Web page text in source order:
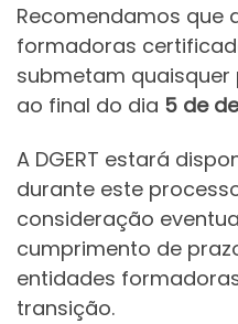
Recomendamos que
formadoras
submetam
ao final do dia 5 de
A DGERT estará
durante este
consideração
cumprimento de
entidades
transição.